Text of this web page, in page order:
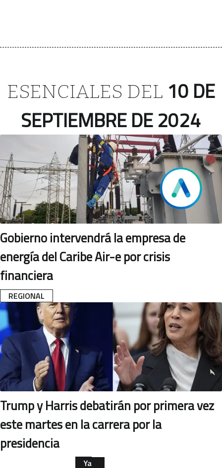
ESENCIALES DEL 10 DE
SEPTIEMBRE DE 2024
REGIONAL
Gobierno intervendrá la empresa de
energía del Caribe Air-e por crisis
financiera
Ya
Trump y Harris debatirán por primera vez
este martes en la carrera por la
presidencia